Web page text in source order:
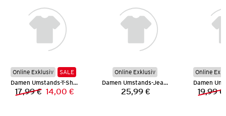
Online Exklusiv
SALE
Damen Umstands-T-Shirt
Vorheriger Preis:
17,99 € Neuer Preis:
14,00 €
Online Exklusiv
Damen Umstands-Jeansshorts
Preis:
25,99 €
Online
Damen
19,99 €